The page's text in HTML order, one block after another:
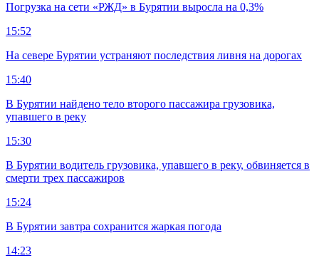
Погрузка на сети «РЖД» в Бурятии выросла на 0,3%
15:52
На севере Бурятии устраняют последствия ливня на дорогах
15:40
В Бурятии найдено тело второго пассажира грузовика,
упавшего в реку
15:30
В Бурятии водитель грузовика, упавшего в реку, обвиняется в
смерти трех пассажиров
15:24
В Бурятии завтра сохранится жаркая погода
14:23